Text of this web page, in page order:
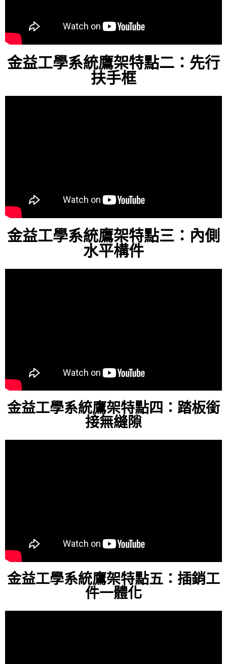
金益工學系統鷹架特點二：先行
扶手框
金益工學系統鷹架特點三：內側
水平構件
金益工學系統鷹架特點四：踏板銜
接無縫隙
金益工學系統鷹架特點五：插銷工
件一體化